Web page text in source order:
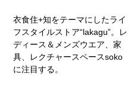
衣食住+知をテーマにしたライ
フスタイルストア“lakagu”。レ
ディース＆メンズウエア、家
具、レクチャースペースsoko
に注目する。